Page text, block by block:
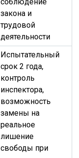
закона и
трудовой
деятельности
Испытательный
срок 2 года,
контроль
инспектора,
возможность
замены на
реальное
лишение
свободы при